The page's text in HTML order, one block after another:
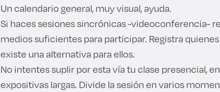
Un calendario general, muy visual, ayuda.
Si haces sesiones sincrónicas -videoconferencia-
medios suficientes para participar. Registra
existe una alternativa para ellos.
No intentes suplir por esta vía tu clase presencial,
expositivas largas. Divide la sesión en varios